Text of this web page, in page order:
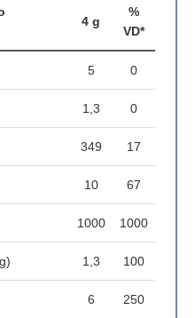
4 g
%
VD*
5 0
1,3 0
349 17
10 67
1000 1000
1,3 100
6 250